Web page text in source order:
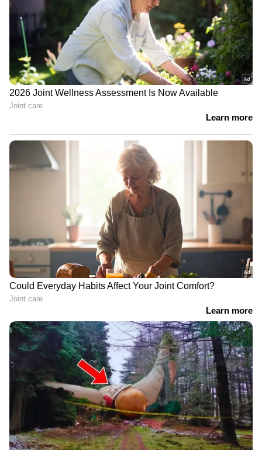
പള്ളിക്കുള്ളിൽ ഓര്‍ത്തഡോക്സ്-
യാക്കോബായ സംഘര്‍ഷം
ടി.ജി.മോഹൻദാസ് കസ്റ്റഡിയിൽ;
നാളെ കോടതിയിൽ ഹാജരാക്കും